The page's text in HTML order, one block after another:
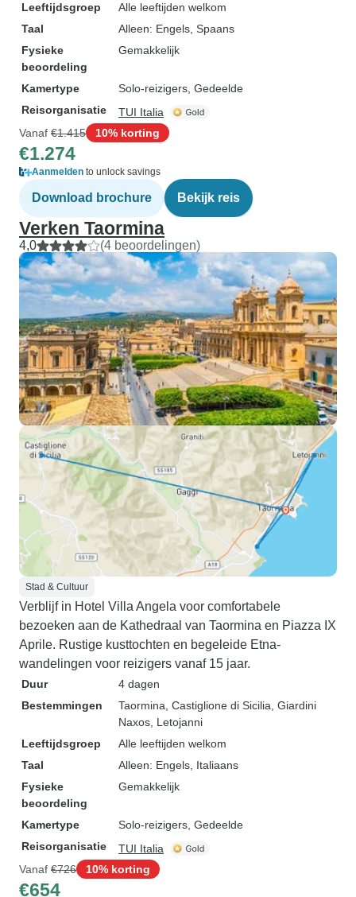
Leeftijdsgroep
Alle leeftijden welkom
Taal
Alleen: Engels, Spaans
Fysieke
beoordeling
Gemakkelijk
Kamertype
Solo-reizigers, Gedeelde
Reisorganisatie
TUI Italia
Vanaf €1.415 10% korting
€1.274
Aanmelden to unlock savings
Download brochure Bekijk reis
Verken Taormina
4,0 (4 beoordelingen)
Stad & Cultuur
Verblijf in Hotel Villa Angela voor comfortabele
bezoeken aan de Kathedraal van Taormina en Piazza IX
Aprile. Rustige kusttochten en begeleide Etna-
wandelingen voor reizigers vanaf 15 jaar.
Duur
4 dagen
Bestemmingen
Taormina , Castiglione di Sicilia , Giardini
Naxos , Letojanni
Leeftijdsgroep
Alle leeftijden welkom
Taal
Alleen: Engels, Italiaans
Fysieke
beoordeling
Gemakkelijk
Kamertype
Solo-reizigers, Gedeelde
Reisorganisatie
TUI Italia
Vanaf €726 10% korting
€654